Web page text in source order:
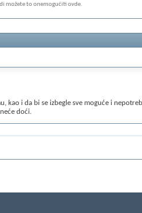
možete to onemogućiti ovde.
i da bi se izbegle sve moguće i
doći.
jedino čega se treba pridržavati su
sve mogućnosti koje pruža "Skijanje.rs -
da bi unosio zabunu među članovima
"Pretragu". Ukoliko tema ne
to tako što ćete tekst "boldovati" ili